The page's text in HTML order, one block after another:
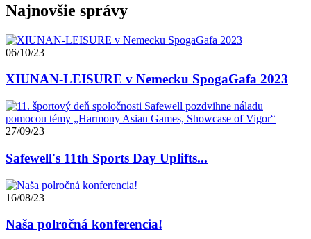
Najnovšie správy
06/10/23
XIUNAN-LEISURE v Nemecku SpogaGafa 2023
27/09/23
Safewell's 11th Sports Day Uplifts...
16/08/23
Naša polročná konferencia!